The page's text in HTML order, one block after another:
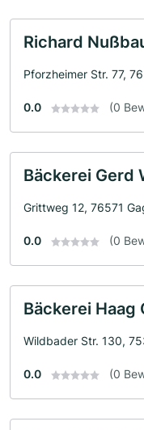
Richard
Pforzheimer Str. 77,
0.0 (0
Bäckerei Gerd
Grittweg 12, 76571
0.0 (0
Bäckerei Haag
Wildbader Str. 130,
0.0 (0